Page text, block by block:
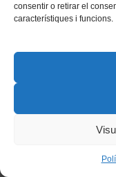
consentir o retirar el
característiques i funcions.